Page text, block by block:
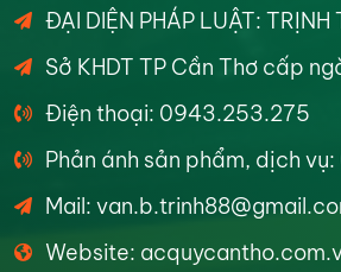
ĐẠI DIỆN PHÁP LUẬT: TRỊNH
Sở KHDT TP Cần Thơ cấp
Điện thoại: 0943.253.275
Phản ánh sản phẩm, dịch
Mail:
Website: